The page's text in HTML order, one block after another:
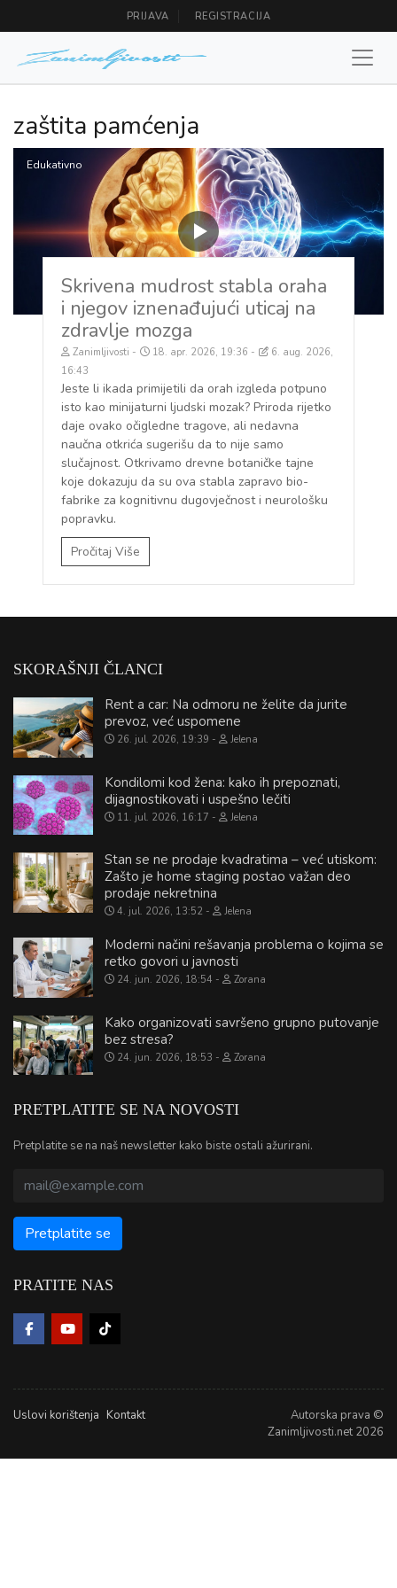
PRIJAVA REGISTRACIJA
zaštita pamćenja
Edukativno
Skrivena mudrost stabla oraha
i njegov iznenađujući uticaj na
zdravlje mozga
Zanimljivosti 18. apr. 2026, 19:36
6. aug. 2026,
16:43
Jeste li ikada primijetili da orah izgleda potpuno
isto kao minijaturni ljudski mozak? Priroda rijetko
daje ovako očigledne tragove, ali nedavna
naučna otkrića sugerišu da to nije samo
slučajnost. Otkrivamo drevne botaničke tajne
koje dokazuju da su ova stabla zapravo bio-
fabrike za kognitivnu dugovječnost i neurološku
popravku.
Pročitaj Više
SKORAŠNJI ČLANCI
Rent a car: Na odmoru ne želite da jurite
prevoz, već uspomene
26. jul. 2026, 19:39 Jelena
Kondilomi kod žena: kako ih prepoznati,
dijagnostikovati i uspešno lečiti
11. jul. 2026, 16:17 Jelena
Stan se ne prodaje kvadratima – već utiskom:
Zašto je home staging postao važan deo
prodaje nekretnina
4. jul. 2026, 13:52 Jelena
Moderni načini rešavanja problema o kojima se
retko govori u javnosti
24. jun. 2026, 18:54 Zorana
Kako organizovati savršeno grupno putovanje
bez stresa?
24. jun. 2026, 18:53 Zorana
PRETPLATITE SE NA NOVOSTI
Pretplatite se na naš newsletter kako biste ostali ažurirani.
PRATITE NAS
Uslovi korištenja Kontakt
Autorska prava ©
Zanimljivosti.net 2026